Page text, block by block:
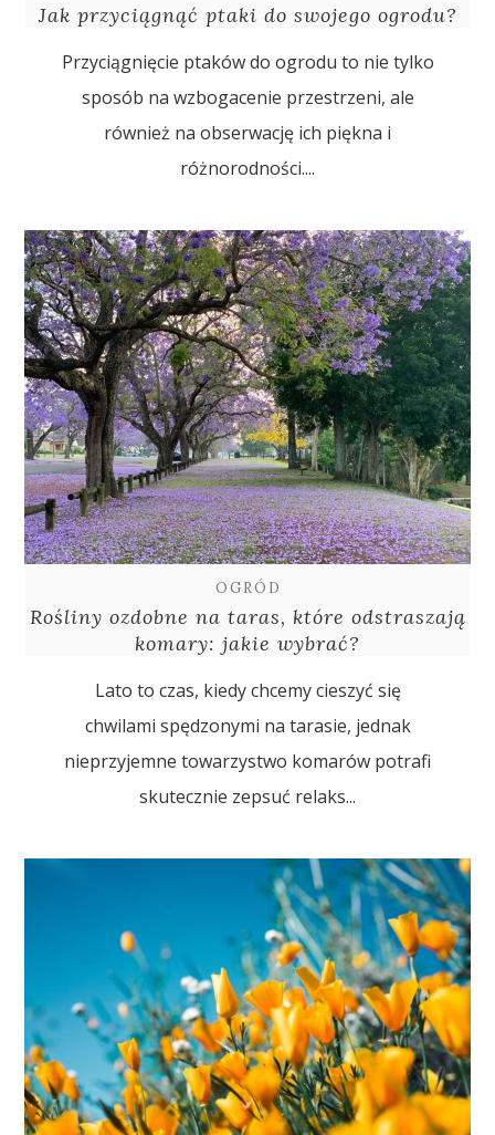
Jak przyciągnąć ptaki do swojego ogrodu?
Przyciągnięcie ptaków do ogrodu to nie tylko
sposób na wzbogacenie przestrzeni, ale
również na obserwację ich piękna i
różnorodności....
OGRÓD
Rośliny ozdobne na taras, które odstraszają
komary: jakie wybrać?
Lato to czas, kiedy chcemy cieszyć się
chwilami spędzonymi na tarasie, jednak
nieprzyjemne towarzystwo komarów potrafi
skutecznie zepsuć relaks...